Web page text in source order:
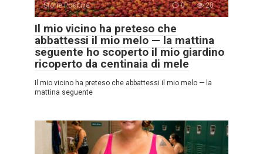
Storie Positive 0 28
Il mio vicino ha preteso che
abbattessi il mio melo — la mattina
seguente ho scoperto il mio giardino
ricoperto da centinaia di mele
Il mio vicino ha preteso che abbattessi il mio melo — la
mattina seguente